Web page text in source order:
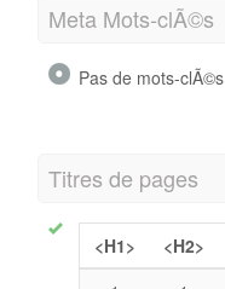
Meta Mots-clÃ©s
Pas de mots-clÃ©s
Titres de pages
<H1> <H2>